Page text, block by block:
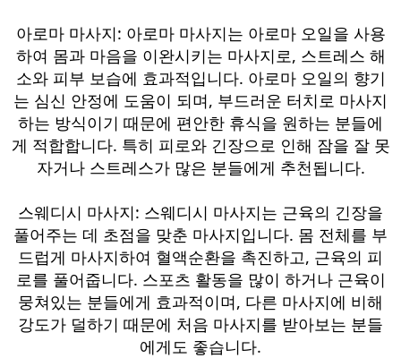
아로마 마사지: 아로마 마사지는 아로마 오일을 사용
하여 몸과 마음을 이완시키는 마사지로, 스트레스 해
소와 피부 보습에 효과적입니다. 아로마 오일의 향기
는 심신 안정에 도움이 되며, 부드러운 터치로 마사지
하는 방식이기 때문에 편안한 휴식을 원하는 분들에
게 적합합니다. 특히 피로와 긴장으로 인해 잠을 잘 못
자거나 스트레스가 많은 분들에게 추천됩니다.
스웨디시 마사지: 스웨디시 마사지는 근육의 긴장을
풀어주는 데 초점을 맞춘 마사지입니다. 몸 전체를 부
드럽게 마사지하여 혈액순환을 촉진하고, 근육의 피
로를 풀어줍니다. 스포츠 활동을 많이 하거나 근육이
뭉쳐있는 분들에게 효과적이며, 다른 마사지에 비해
강도가 덜하기 때문에 처음 마사지를 받아보는 분들
에게도 좋습니다.